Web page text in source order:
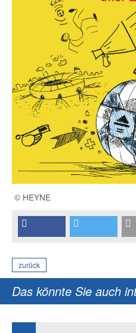
© HEYNE
zurück
Das könnte Sie auch